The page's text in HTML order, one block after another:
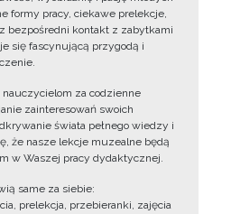
formy pracy, ciekawe prelekcje,
bezpośredni kontakt z zabytkami
się fascynującą przygodą i
za codzienne
zainteresowań swoich
świata pełnego wiedzy i
że nasze lekcje muzealne będą
w Waszej pracy dydaktycznej.
same za siebie:
prelekcja, przebieranki, zajęcia